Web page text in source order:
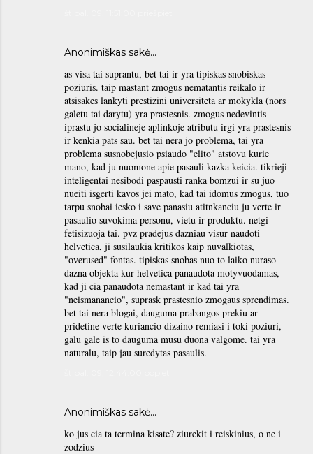
Anonimiškas sakė…
as visa tai suprantu, bet tai ir yra tipiskas snobiskas
poziuris. taip mastant zmogus nematantis reikalo ir
atsisakes lankyti prestizini universiteta ar mokykla (nors
galetu tai darytu) yra prastesnis. zmogus nedevintis
iprastu jo socialineje aplinkoje atributu irgi yra prastesnis
ir kenkia pats sau. bet tai nera jo problema, tai yra
problema susnobejusio psiaudo "elito" atstovu kurie
mano, kad ju nuomone apie pasauli kazka keicia. tikrieji
inteligentai nesibodi paspausti ranka bomzui ir su juo
nueiti isgerti kavos jei mato, kad tai idomus zmogus, tuo
tarpu snobai iesko i save panasiu atitnkanciu ju verte ir
pasaulio suvokima personu, vietu ir produktu. netgi
fetisizuoja tai. pvz pradejus dazniau visur naudoti
helvetica, ji susilaukia kritikos kaip nuvalkiotas,
"overused" fontas. tipiskas snobas nuo to laiko nuraso
dazna objekta kur helvetica panaudota motyvuodamas,
kad ji cia panaudota nemastant ir kad tai yra
"neismanancio", suprask prastesnio zmogaus sprendimas.
bet tai nera blogai, dauguma prabangos prekiu ar
pridetine verte kuriancio dizaino remiasi i toki poziuri,
galu gale is to dauguma musu duona valgome. tai yra
naturalu, taip jau suredytas pasaulis.
Anonimiškas sakė…
ko jus cia ta termina kisate? ziurekit i reiskinius, o ne i
zodzius